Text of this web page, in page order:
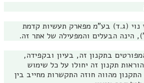
נוי (ג.ד) בע"מ מפארק תעשיות קדמת
הינה הבעלים והמפעילה של אתר זה.
בתקנון זה, בעיון ובקפידה,
תקנון זה יחולו על כל שימוש
מהווה חוזה התקשרות מחייב בין